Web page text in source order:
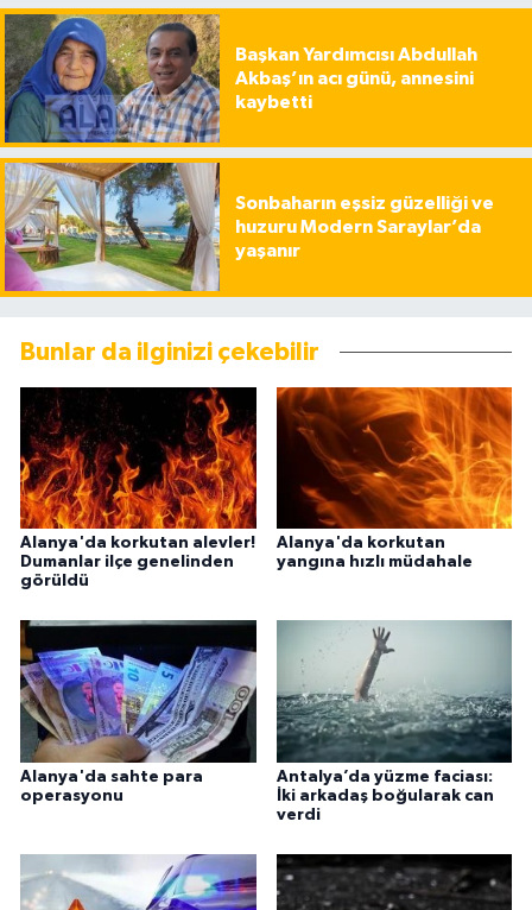
Başkan Yardımcısı Abdullah
Akbaş’ın acı günü, annesini
kaybetti
Sonbaharın eşsiz güzelliği ve
huzuru Modern Saraylar’da
yaşanır
Bunlar da ilginizi çekebilir
Alanya'da korkutan alevler!
Dumanlar ilçe genelinden
görüldü
Alanya'da korkutan
yangına hızlı müdahale
Alanya'da sahte para
operasyonu
Antalya’da yüzme faciası:
İki arkadaş boğularak can
verdi